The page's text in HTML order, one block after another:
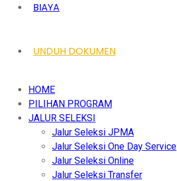
BIAYA
UNDUH DOKUMEN
HOME
PILIHAN PROGRAM
JALUR SELEKSI
Jalur Seleksi JPMA
Jalur Seleksi One Day Service
Jalur Seleksi Online
Jalur Seleksi Transfer